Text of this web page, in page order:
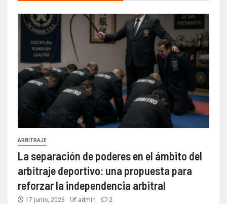
ARBITRAJE
La separación de poderes en el ámbito del
arbitraje deportivo: una propuesta para
reforzar la independencia arbitral
17 junio, 2026 admin 2